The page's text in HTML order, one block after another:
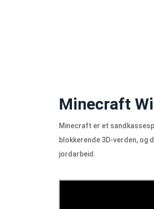
Minecraft
Minecraft er et
blokkerende 3D-verden, og
jordarbeid.